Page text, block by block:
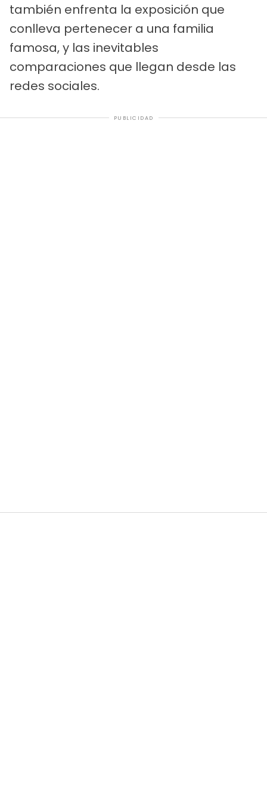
también enfrenta la exposición que
conlleva pertenecer a una familia
famosa, y las inevitables
comparaciones que llegan desde las
redes sociales.
PUBLICIDAD